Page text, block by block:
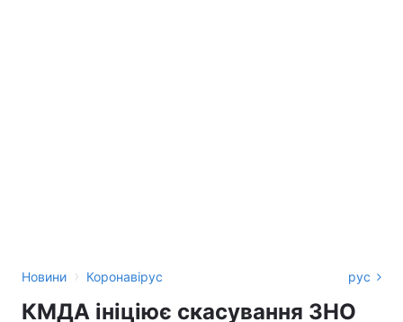
Новини › Коронавірус рус
КМДА ініціює скасування ЗНО